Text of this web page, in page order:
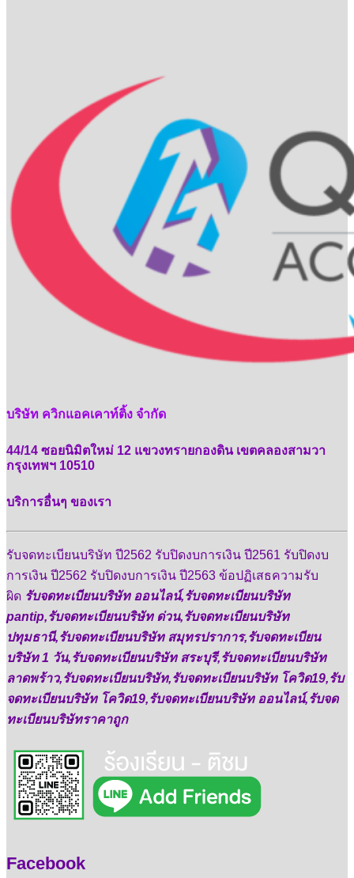
บริษัท ควิกแอคเคาท์ติ้ง จำกัด
44/14 ซอยนิมิตใหม่ 12 แขวงทรายกองดิน เขตคลองสามวา
กรุงเทพฯ 10510
บริการอื่นๆ ของเรา
รับจดทะเบียนบริษัท ปี2562 รับปิดงบการเงิน ปี2561 รับปิดงบ
การเงิน ปี2562 รับปิดงบการเงิน ปี2563 ข้อปฏิเสธความรับ
ผิด รับจดทะเบียนบริษัท ออนไลน์,รับจดทะเบียนบริษัท
pantip,รับจดทะเบียนบริษัท ด่วน,รับจดทะเบียนบริษัท
ปทุมธานี,รับจดทะเบียนบริษัท สมุทรปราการ,รับจดทะเบียน
บริษัท 1 วัน,รับจดทะเบียนบริษัท สระบุรี,รับจดทะเบียนบริษัท
ลาดพร้าว,รับจดทะเบียนบริษัท,รับจดทะเบียนบริษัท โควิด19,รับ
จดทะเบียนบริษัท โควิด19,รับจดทะเบียนบริษัท ออนไลน์,รับจด
ทะเบียนบริษัทราคาถูก
Facebook